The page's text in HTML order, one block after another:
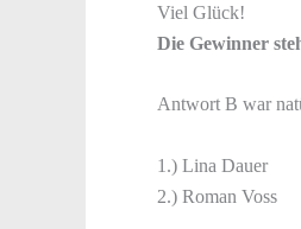
Viel Glück!
Die Gewinner
Antwort B war
1.) Lina Dauer
2.) Roman Voss